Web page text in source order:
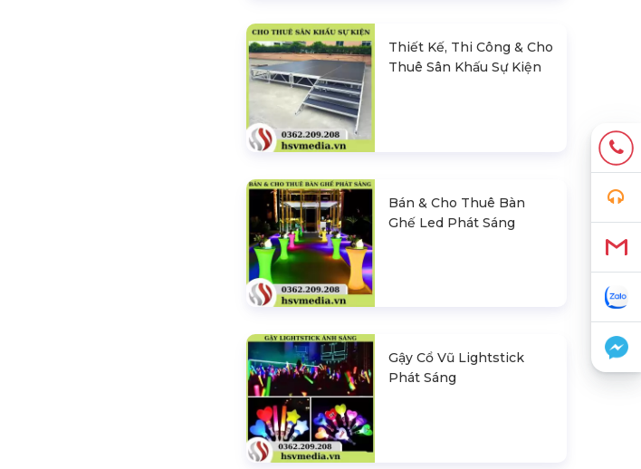
Thiết Kế, Thi Công & Cho
Thuê Sân Khấu Sự Kiện
Bán & Cho Thuê Bàn
Ghế Led Phát Sáng
Gậy Cổ Vũ Lightstick
Phát Sáng